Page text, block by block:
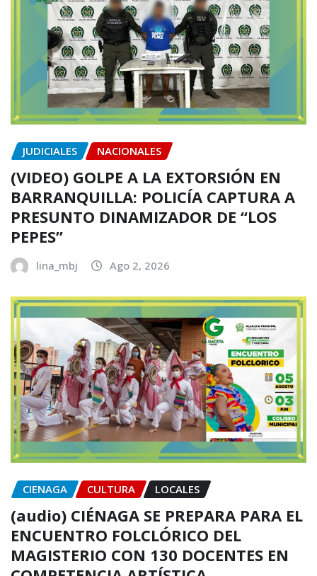
JUDICIALES NACIONALES
(VIDEO) GOLPE A LA EXTORSIÓN EN
BARRANQUILLA: POLICÍA CAPTURA A
PRESUNTO DINAMIZADOR DE “LOS
PEPES”
lina_mbj Ago 2, 2026
CIENAGA CULTURA LOCALES
(audio) CIÉNAGA SE PREPARA PARA EL
ENCUENTRO FOLCLÓRICO DEL
MAGISTERIO CON 130 DOCENTES EN